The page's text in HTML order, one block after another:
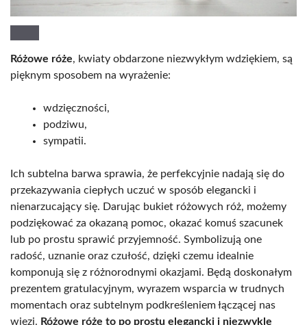
Różowe róże, kwiaty obdarzone niezwykłym wdziękiem, są
pięknym sposobem na wyrażenie:
wdzięczności,
podziwu,
sympatii.
Ich subtelna barwa sprawia, że perfekcyjnie nadają się do
przekazywania ciepłych uczuć w sposób elegancki i
nienarzucający się. Darując bukiet różowych róż, możemy
podziękować za okazaną pomoc, okazać komuś szacunek
lub po prostu sprawić przyjemność. Symbolizują one
radość, uznanie oraz czułość, dzięki czemu idealnie
komponują się z różnorodnymi okazjami. Będą doskonałym
prezentem gratulacyjnym, wyrazem wsparcia w trudnych
momentach oraz subtelnym podkreśleniem łączącej nas
więzi. Różowe róże to po prostu elegancki i niezwykle